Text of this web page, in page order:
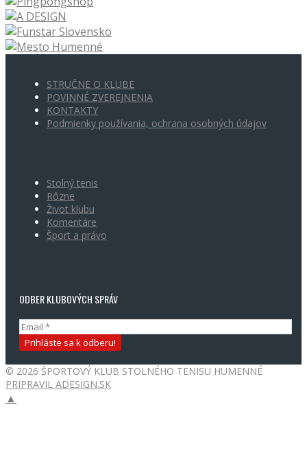
STRUČNE O KLUBE
POVINNÉ ZVEREJNENIA
KONTAKTY
Podmienky používania, ochrana osobných údajov
Stolný tenis
Rôzne
Život klubu
Komentáre
Šport a právo
ODBER KLUBOVÝCH SPRÁV
© 2026 ŠPORTOVÝ KLUB STOLNÉHO TENISU HUMENNÉ
PRIPRAVIL ADESIGN.SK
▲